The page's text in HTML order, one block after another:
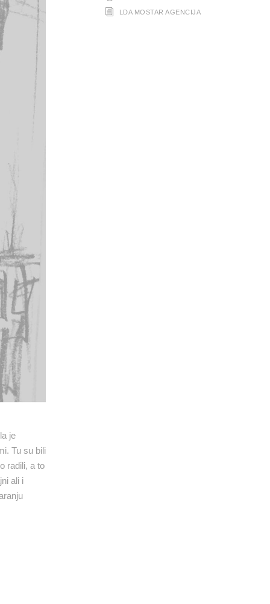
je
Tu su bili
radili, a to
ali i
LDA MOSTAR AGENCIJA